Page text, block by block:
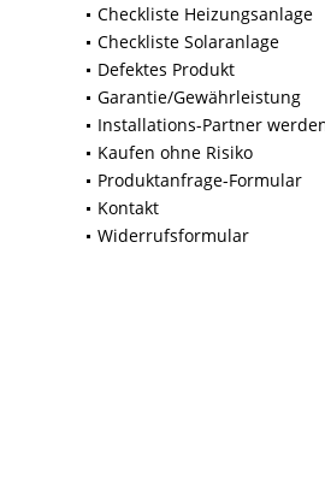
Checkliste Heizungsanlage
Checkliste Solaranlage
Defektes Produkt
Garantie/Gewährleistung
Installations-Partner
Kaufen ohne Risiko
Produktanfrage-Formular
Kontakt
Widerrufsformular